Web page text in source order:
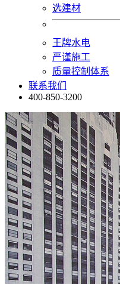
选建材
王牌水电
严谨施工
质量控制体系
联系我们
400-850-3200